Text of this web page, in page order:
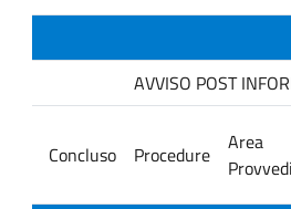
AVVISO POST
Concluso Procedure
Area